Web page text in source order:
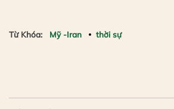
Từ Khóa: Mỹ -Iran thời sự